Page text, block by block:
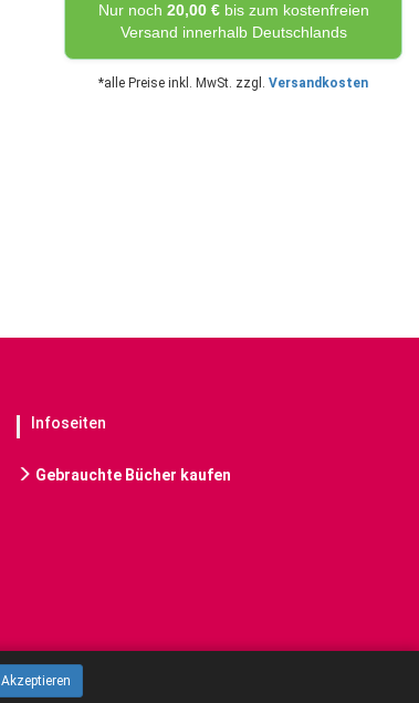
Nur noch 20,00 €bis zum kostenfreien
Versand innerhalb Deutschlands
*alle Preise inkl. MwSt. zzgl. Versandkosten
Infoseiten
Gebrauchte Bücher kaufen
Akzeptieren